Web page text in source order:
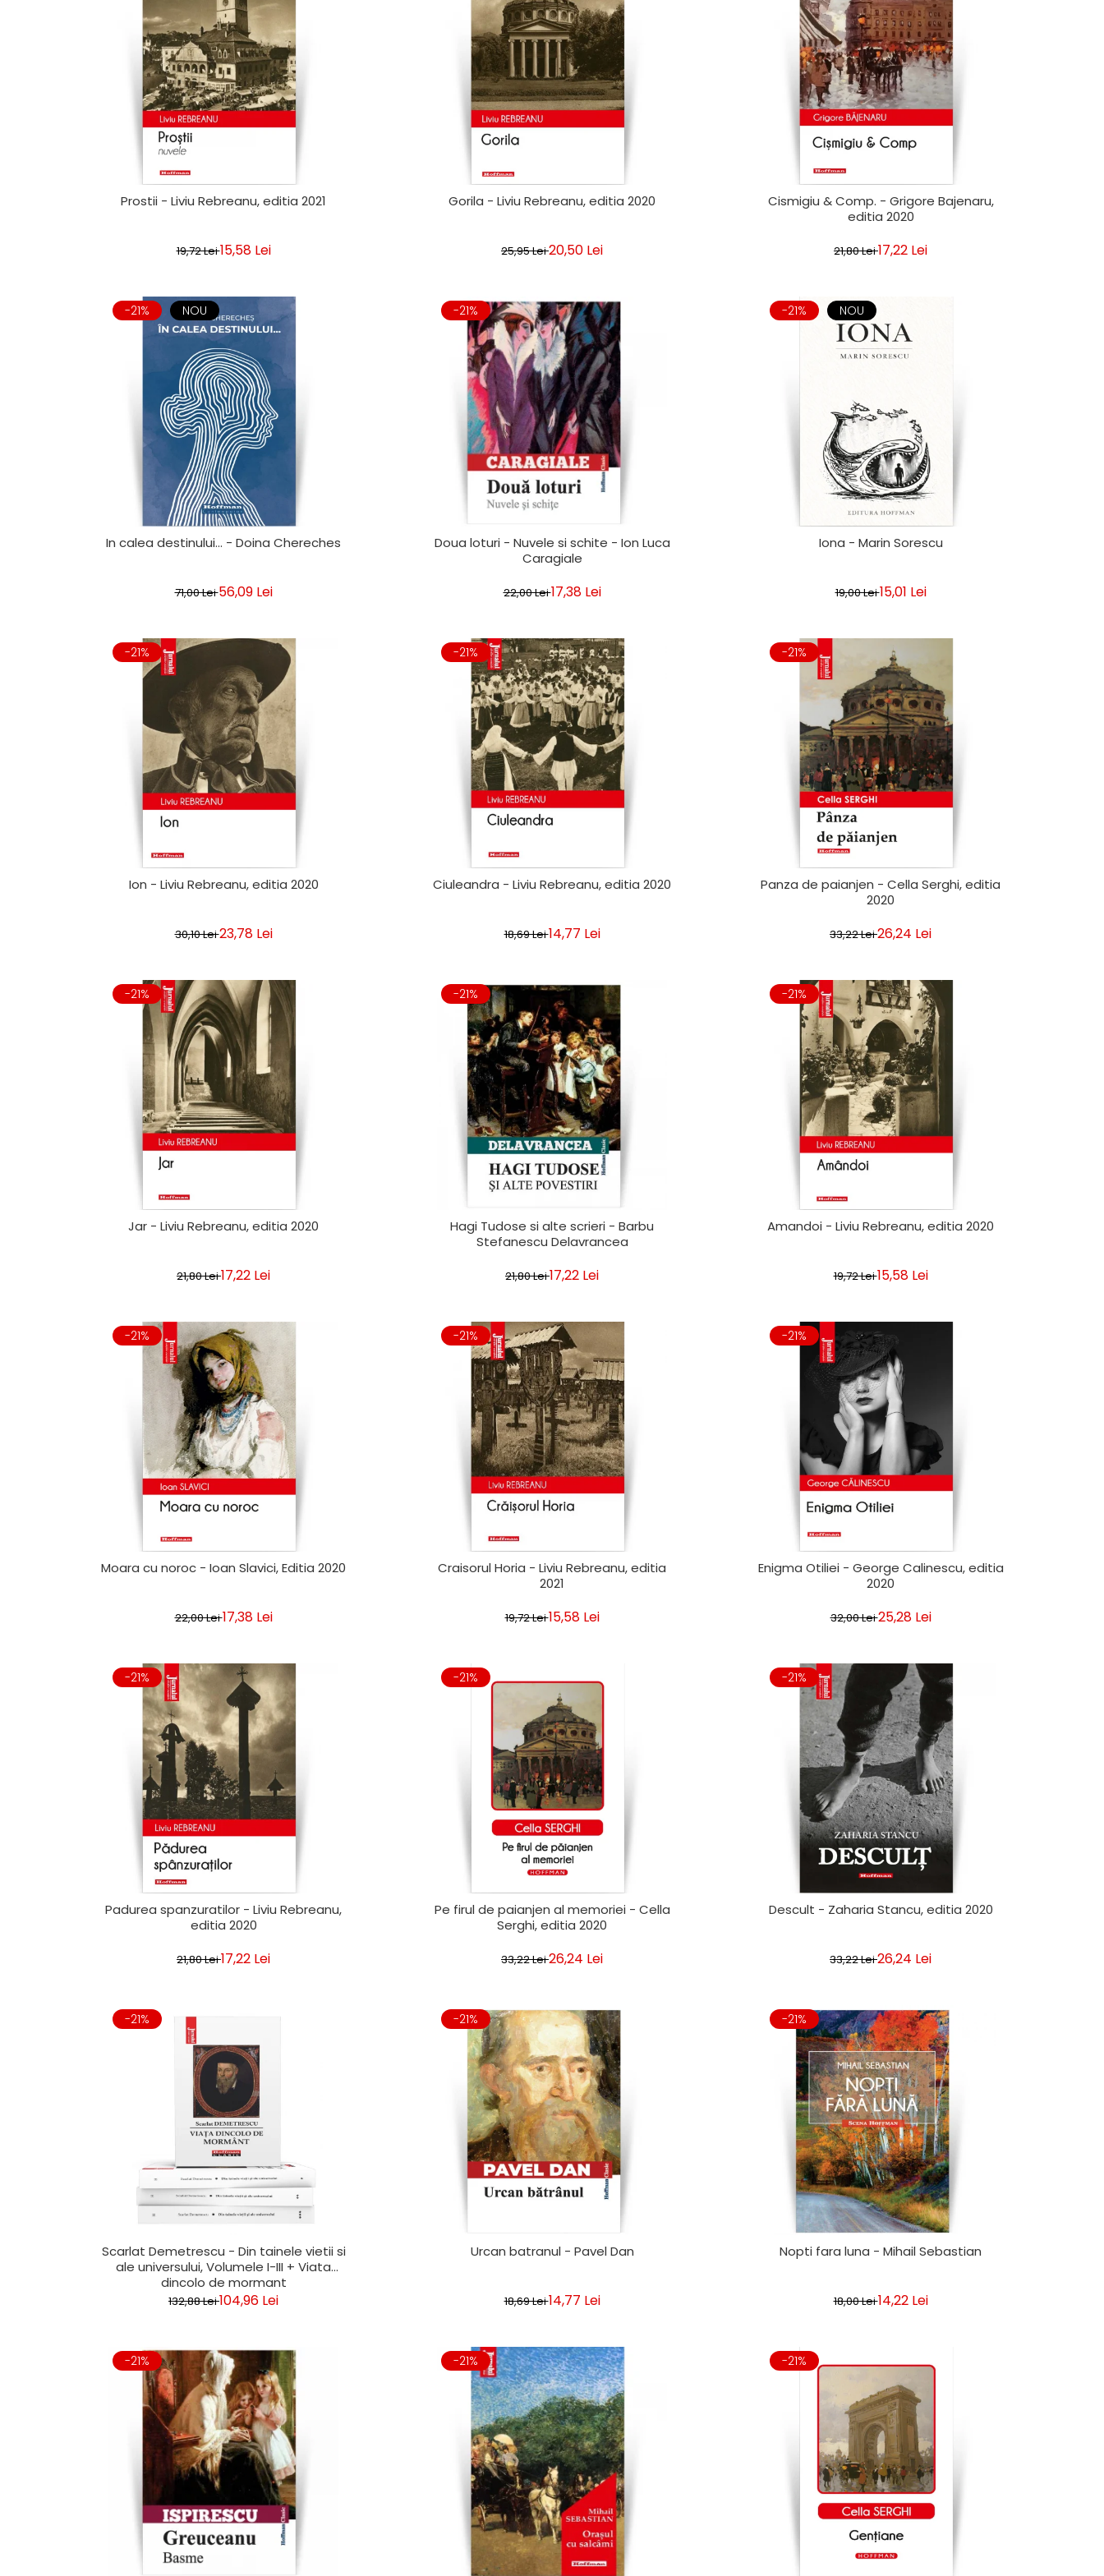
Publicistica / Reportaje / InterviuriProstii - Liviu Rebreanu, editia 2021
19,72 Lei15,58 Lei
Gorila - Liviu Rebreanu, editia 2020
25,95 Lei20,50 Lei
Cismigiu & Comp. - Grigore Bajenaru,
editia 2020
21,80 Lei17,22 Lei
-21% NOU
In calea destinului... - Doina Chereches
71,00 Lei56,09 Lei
-21%
Doua loturi - Nuvele si schite - Ion Luca
Caragiale
22,00 Lei17,38 Lei
-21% NOU
Iona - Marin Sorescu
19,00 Lei15,01 Lei
-21%
Ion - Liviu Rebreanu, editia 2020
30,10 Lei23,78 Lei
-21%
Ciuleandra - Liviu Rebreanu, editia 2020
18,69 Lei14,77 Lei
-21%
Panza de paianjen - Cella Serghi, editia
2020
33,22 Lei26,24 Lei
-21%
Jar - Liviu Rebreanu, editia 2020
21,80 Lei17,22 Lei
-21%
Hagi Tudose si alte scrieri - Barbu
Stefanescu Delavrancea
21,80 Lei17,22 Lei
-21%
Amandoi - Liviu Rebreanu, editia 2020
19,72 Lei15,58 Lei
-21%
Moara cu noroc - Ioan Slavici, Editia 2020
22,00 Lei17,38 Lei
-21%
Craisorul Horia - Liviu Rebreanu, editia
2021
19,72 Lei15,58 Lei
-21%
Enigma Otiliei - George Calinescu, editia
2020
32,00 Lei25,28 Lei
-21%
Padurea spanzuratilor - Liviu Rebreanu,
editia 2020
21,80 Lei17,22 Lei
-21%
Pe firul de paianjen al memoriei - Cella
Serghi, editia 2020
33,22 Lei26,24 Lei
-21%
Descult - Zaharia Stancu, editia 2020
33,22 Lei26,24 Lei
-21%
Scarlat Demetrescu - Din tainele vietii si
ale universului, Volumele I-III + Viata
dincolo de mormant
132,88 Lei104,96 Lei
-21%
Urcan batranul - Pavel Dan
18,69 Lei14,77 Lei
-21%
Nopti fara luna - Mihail Sebastian
18,00 Lei14,22 Lei
-21% -21% -21%